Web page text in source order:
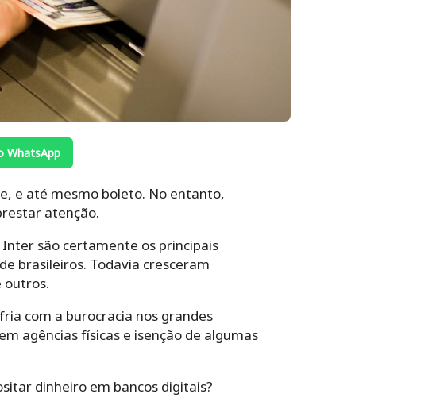
WhatsApp
e até mesmo boleto. No entanto,
atenção.
são certamente os principais
brasileiros. Todavia cresceram
outros.
com a burocracia nos grandes
agências físicas e isenção de algumas
dinheiro em bancos digitais?